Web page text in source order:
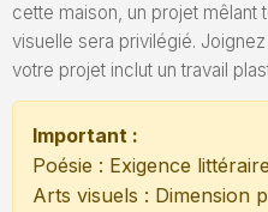
cette maison, un projet mêlant
visuelle sera privilégié.
votre projet inclut un travail
Important :
Poésie : Exigence littéraire
Arts visuels : Dimension